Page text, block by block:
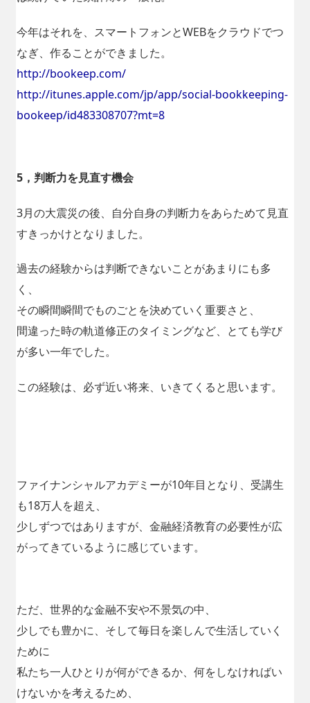
今年はそれを、スマートフォンとWEBをクラウドでつ
なぎ、作ることができました。
http://bookeep.com/
http://itunes.apple.com/jp/app/social-bookkeeping-
bookeep/id483308707?mt=8
5，判断力を見直す機会
3月の大震災の後、自分自身の判断力をあらためて見直
すきっかけとなりました。
過去の経験からは判断できないことがあまりにも多
く、
その瞬間瞬間でものごとを決めていく重要さと、
間違った時の軌道修正のタイミングなど、とても学び
が多い一年でした。
この経験は、必ず近い将来、いきてくると思います。
ファイナンシャルアカデミーが10年目となり、受講生
も18万人を超え、
少しずつではありますが、金融経済教育の必要性が広
がってきているように感じています。
ただ、世界的な金融不安や不景気の中、
少しでも豊かに、そして毎日を楽しんで生活していく
ために
私たち一人ひとりが何ができるか、何をしなければい
けないかを考えるため、